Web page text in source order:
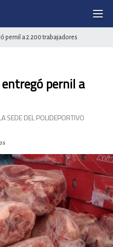
pernil a 2.200 trabajadores
pernil a
SEDE DEL POLIDEPORTIVO